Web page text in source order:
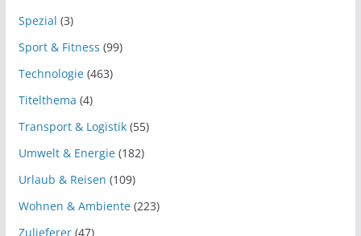
Spezial (3)
Sport & Fitness (99)
Technologie(463)
Titelthema (4)
Transport & Logistik(55)
Umwelt & Energie(182)
Urlaub & Reisen (109)
Wohnen & Ambiente(223)
Zulieferer(47)